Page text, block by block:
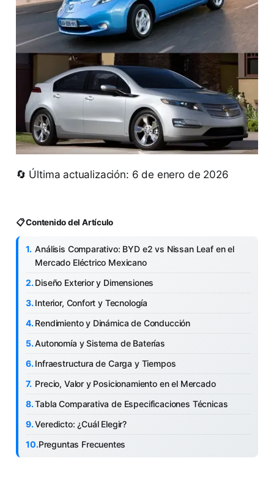
🔄 Última actualización: 6 de enero de 2026
📋 Contenido del Artículo
Análisis Comparativo: BYD e2 vs Nissan Leaf en el
Mercado Eléctrico Mexicano
Diseño Exterior y Dimensiones
Interior, Confort y Tecnología
Rendimiento y Dinámica de Conducción
Autonomía y Sistema de Baterías
Infraestructura de Carga y Tiempos
Precio, Valor y Posicionamiento en el Mercado
Tabla Comparativa de Especificaciones Técnicas
Veredicto: ¿Cuál Elegir?
Preguntas Frecuentes